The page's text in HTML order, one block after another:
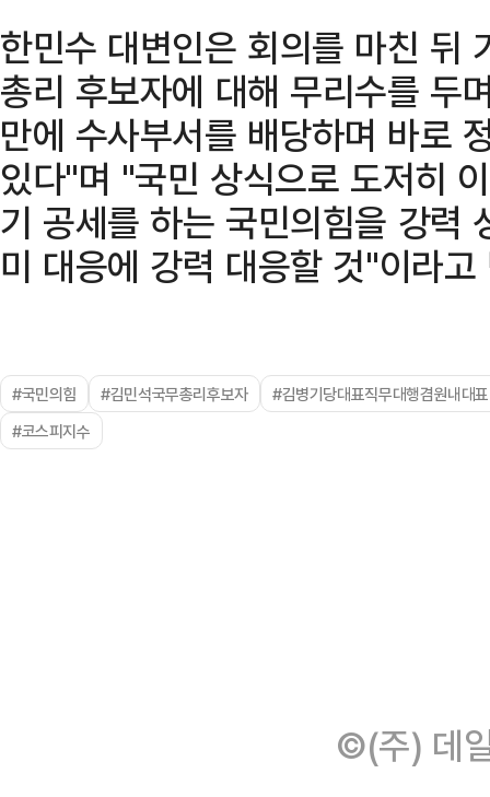
한민수 대변인은 회의를 마친 뒤
총리 후보자에 대해 무리수를 두
만에 수사부서를 배당하며 바로
있다"며 "국민 상식으로 도저히
기 공세를 하는 국민의힘을 강력
미 대응에 강력 대응할 것"이라고
#국민의힘 #김민석국무총리후보자
#김병기당대표직무대행겸원내대표
#코스피지수
©(주) 데